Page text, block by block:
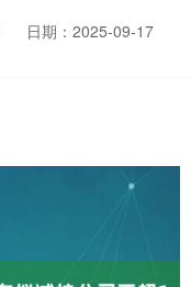
日期：2025-09-17